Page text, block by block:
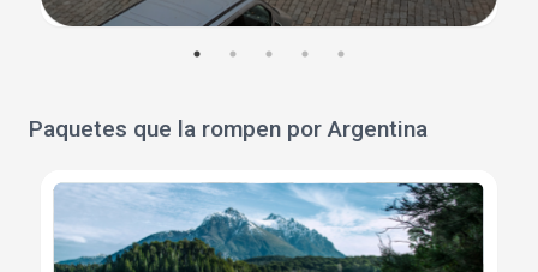
Paquetes que la rompen por Argentina